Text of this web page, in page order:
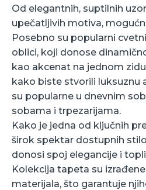
Od elegantnih, suptilnih
upečatljivih motiva,
Posebno su popularni
oblici, koji donose
kao akcenat na jednom
kako biste stvorili luksuznu
su popularne u dnevnim
sobama i trpezarijama.
Kako je jedna od ključnih
širok spektar dostupnih
donosi spoj elegancije i
Kolekcija tapeta su
materijala, što garantuje